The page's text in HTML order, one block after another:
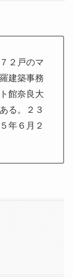
２戸のマ
建築事務
館奈良大
る。２３
年６月２